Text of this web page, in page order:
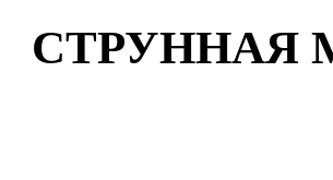
СТРУННАЯ